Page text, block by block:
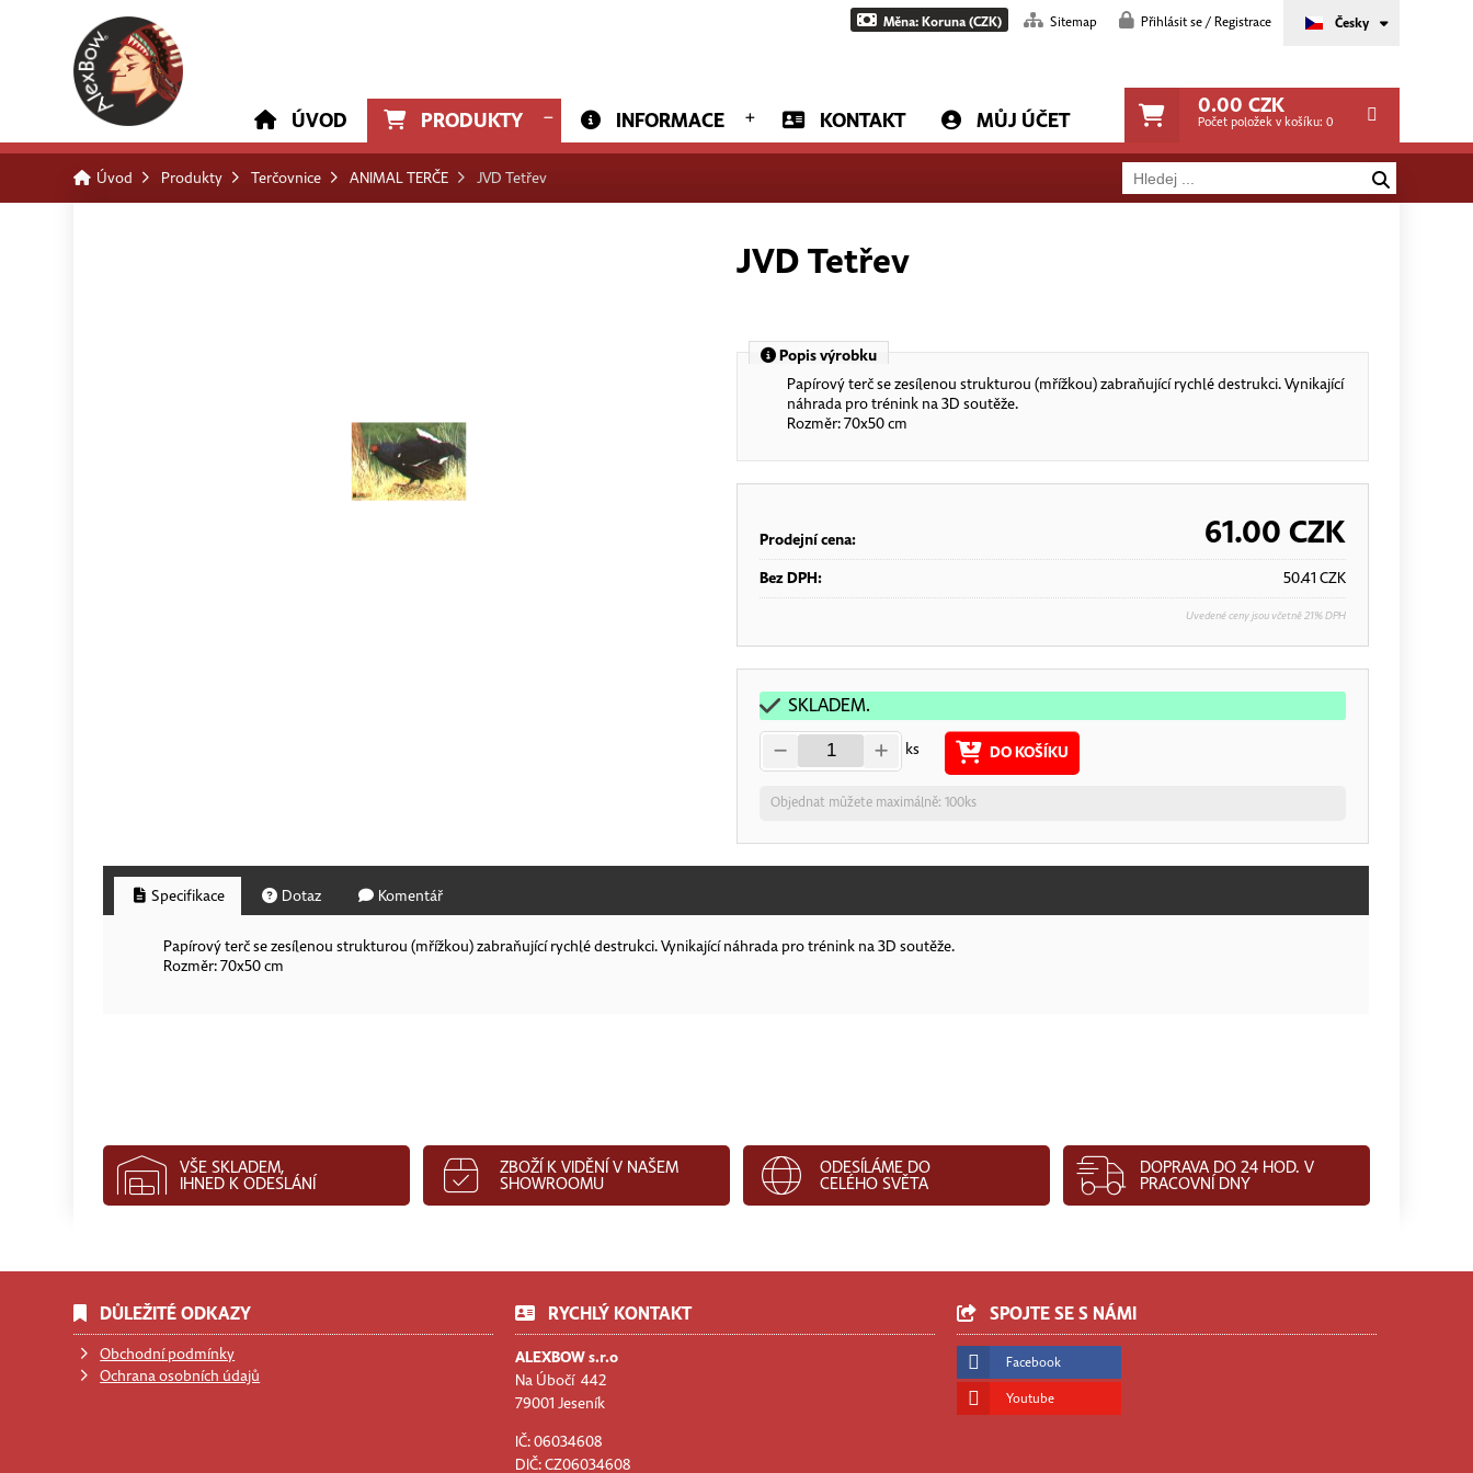
Česky
Měna: Koruna (CZK) Sitemap Přihlásit se / Registrace
ÚVOD PRODUKTY INFORMACE KONTAKT MŮJ ÚČET
0.00 CZK
Počet položek v košíku: 0
Úvod Produkty Terčovnice ANIMAL TERČE JVD Tetřev
JVD Tetřev
Popis výrobku
Papírový terč se zesílenou strukturou (mřížkou) zabraňující rychlé destrukci. Vynikající
náhrada pro trénink na 3D soutěže.
Rozměr: 70x50 cm
Prodejní cena: 61.00 CZK
Bez DPH: 50.41 CZK
Uvedené ceny jsou včetně 21% DPH
SKLADEM.
ks DO KOŠÍKU
Objednat můžete maximálně: 100ks
Specifikace Dotaz Komentář
Papírový terč se zesílenou strukturou (mřížkou) zabraňující rychlé destrukci. Vynikající náhrada pro trénink na 3D soutěže.
Rozměr: 70x50 cm
VŠE SKLADEM,
IHNED K ODESLÁNÍ
ZBOŽÍ K VIDĚNÍ V NAŠEM
SHOWROOMU
ODESÍLÁME DO
CELÉHO SVĚTA
DOPRAVA DO 24 HOD. V
PRACOVNÍ DNY
DŮLEŽITÉ ODKAZY
Obchodní podmínky
Ochrana osobních údajů
RYCHLÝ KONTAKT
ALEXBOW s.r.o
Na Úbočí 442
79001 Jeseník
IČ: 06034608
DIČ: CZ06034608
SPOJTE SE S NÁMI
Facebook
Youtube